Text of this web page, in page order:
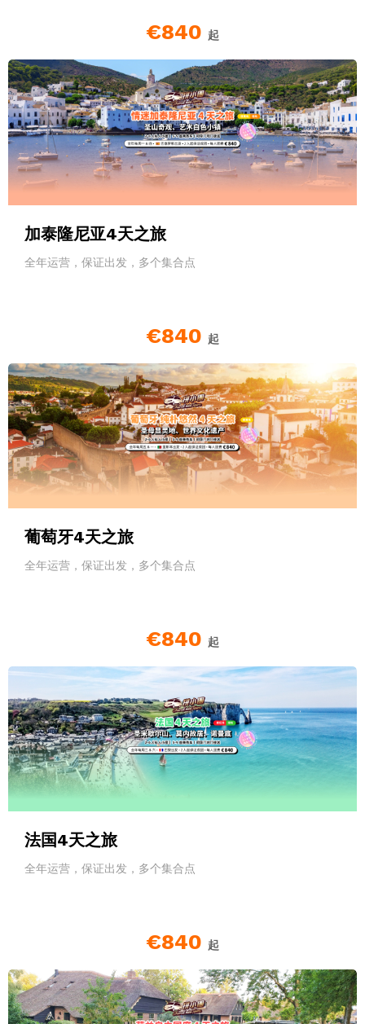
€840 起
加泰隆尼亚4天之旅
全年运营，保证出发，多个集合点
€840 起
葡萄牙4天之旅
全年运营，保证出发，多个集合点
€840 起
法国4天之旅
全年运营，保证出发，多个集合点
€840 起